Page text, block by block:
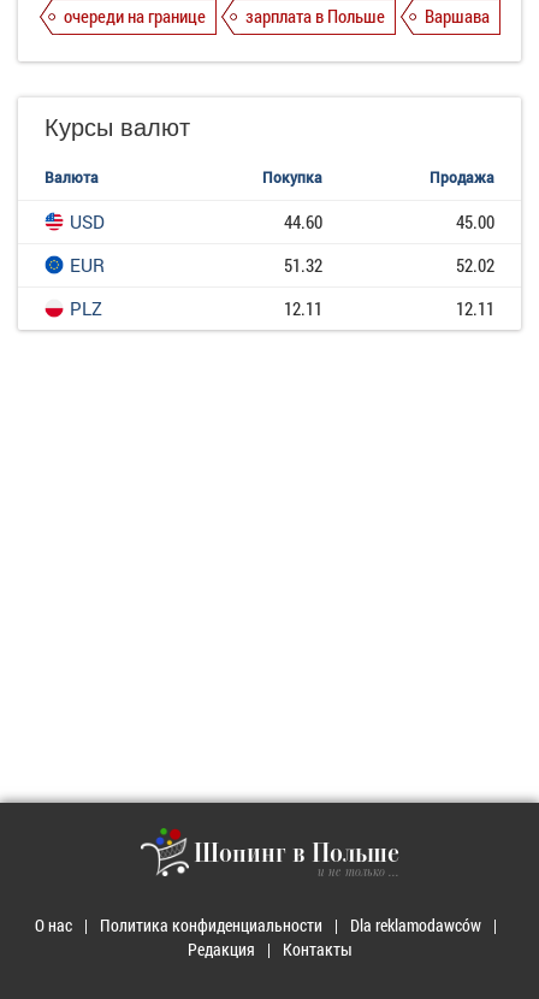
очереди на границе
зарплата в Польше Варшава
Курсы валют
Валюта Покупка Продажа
USD 44.60
45.00
EUR
51.32
52.02
PLZ
12.11 12.11
Шопинг в Польше
и не только ...
О нас Политика конфиденциальности
Dla reklamodawców
Редакция
Контакты